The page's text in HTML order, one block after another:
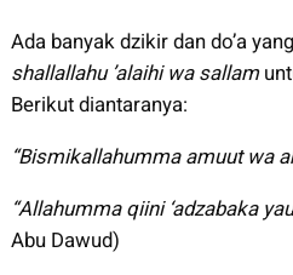
Ada banyak dzikir dan do’a
shallallahu ’alaihi wa sallam
Berikut diantaranya:
“Bismikallahumma amuut wa
“Allahumma qiini ‘adzabaka
Abu Dawud)